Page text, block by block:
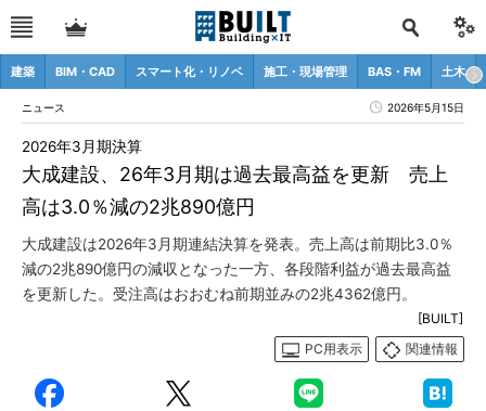
建築 BIM・CAD スマート化・リノベ 施工・現場管理 BAS・FM 土木
ニュース 2026年5月15日
大成建設、26年3月期は過去最高益を更新 売上
高は3.0％減の2兆890億円
2026年3月期決算
大成建設は2026年3月期連結決算を発表。売上高は前期比3.0％
減の2兆890億円の減収となった一方、各段階利益が過去最高益
を更新した。受注高はおおむね前期並みの2兆4362億円。
[BUILT]
PC用表示
関連情報